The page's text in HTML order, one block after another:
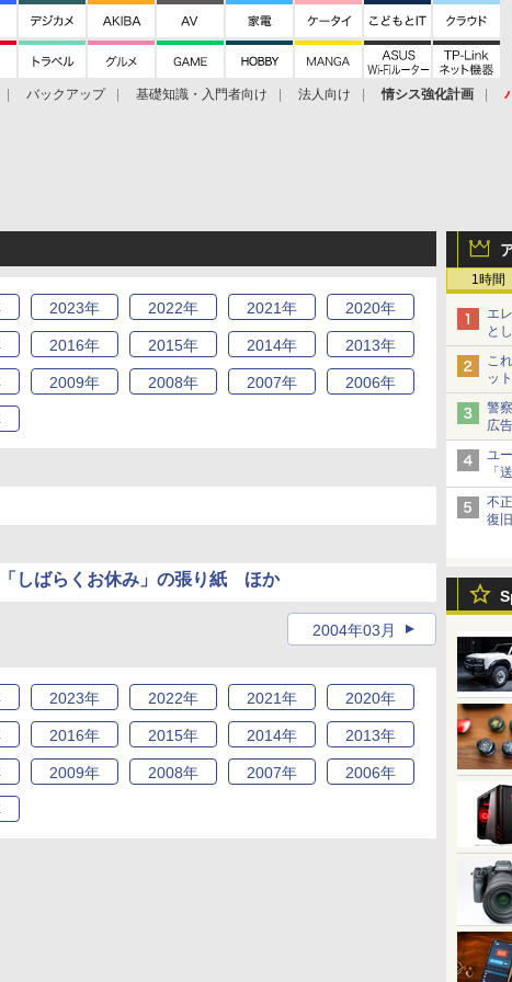
バックアップ 基礎知識・入門者向け 法人向け 情シス強化計画
1時間
エ
と
ス
え
こ
ッ
ー
ど
警
広
広
使
ユ
「
【
不
復
2023年 2022年 2021年 2020年
2016年 2015年 2014年 2013年
2009年 2008年 2007年 2006年
しばらくお休み」の張り紙 ほか
2004年03月
2023年 2022年 2021年 2020年
2016年 2015年 2014年 2013年
2009年 2008年 2007年 2006年